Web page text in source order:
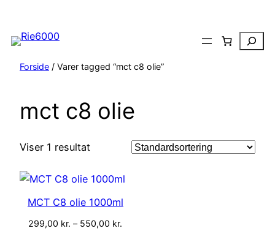
indhold
Search
Forside / Varer tagged “mct c8 olie”
mct c8 olie
Viser 1 resultat
MCT C8 olie 1000ml
299,00 kr. – 550,00 kr.